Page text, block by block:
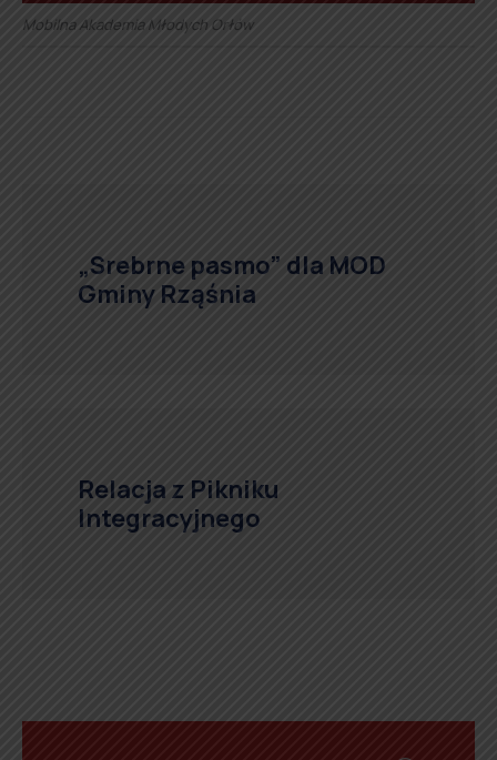
Mobilna Akademia Młodych Orłów
„Srebrne pasmo” dla MOD
Gminy Rząśnia
Relacja z Pikniku
Integracyjnego